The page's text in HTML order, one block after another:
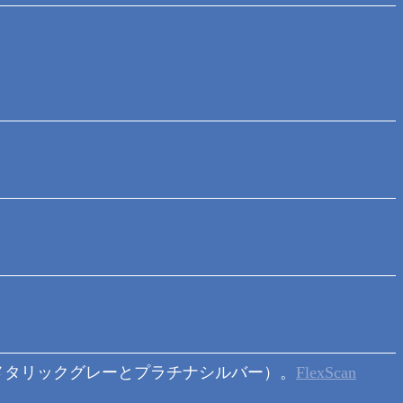
タリックグレーとプラチナシルバー）。 FlexScan